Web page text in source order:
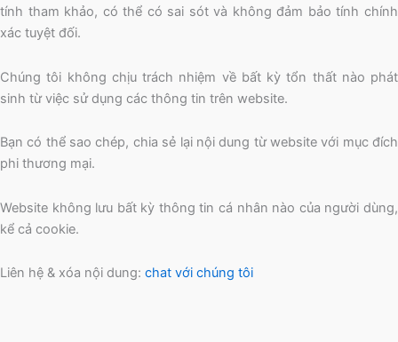
tính tham khảo, có thể có sai sót và không đảm bảo tính chính
xác tuyệt đối.
Chúng tôi không chịu trách nhiệm về bất kỳ tổn thất nào phát
sinh từ việc sử dụng các thông tin trên website.
Bạn có thể sao chép, chia sẻ lại nội dung từ website với mục đích
phi thương mại.
Website không lưu bất kỳ thông tin cá nhân nào của người dùng,
kể cả cookie.
Liên hệ & xóa nội dung: chat với chúng tôi